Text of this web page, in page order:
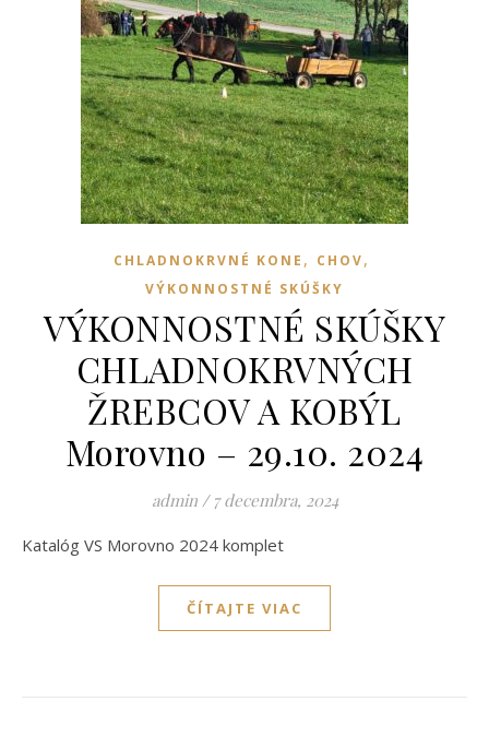
CHLADNOKRVNÉ KONE , CHOV,
VÝKONNOSTNÉ SKÚŠKY
VÝKONNOSTNÉ SKÚŠKY
CHLADNOKRVNÝCH
ŽREBCOV A KOBÝL
Morovno – 29.10. 2024
admin / 7 decembra, 2024
Katalóg VS Morovno 2024 komplet
ČÍTAJTE VIAC